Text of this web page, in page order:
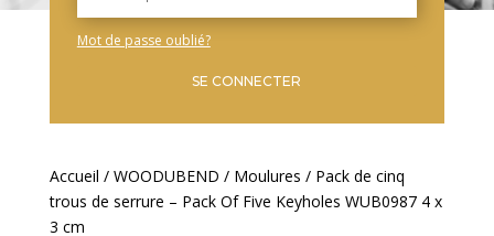
Mot de passe oublié?
SE CONNECTER
Accueil / WOODUBEND / Moulures / Pack de cinq
trous de serrure – Pack Of Five Keyholes WUB0987 4 x
3 cm